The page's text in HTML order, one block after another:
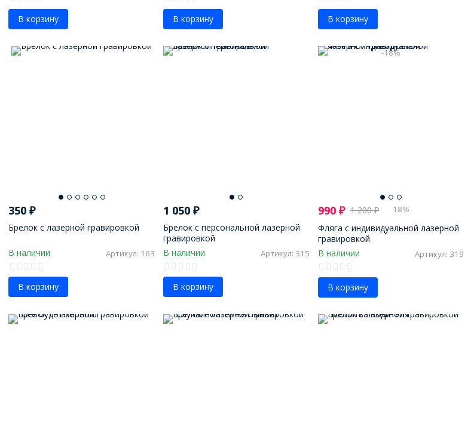
В корзину В корзину В корзину
350₽
Брелок с лазерной гравировкой
В наличии Артикул: 163
В корзину
1 050 ₽
Брелок с персональной лазерной
гравировкой
В наличии
Артикул: 315
В корзину
-18%
990 ₽ 1 200₽ 18%
Фляга с индивидуальной лазерной
гравировкой
В наличии
Артикул: 319
В корзину